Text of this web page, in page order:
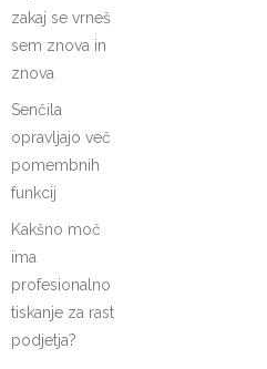
zakaj se vrneš
sem znova in
znova
Senčila
opravljajo več
pomembnih
funkcij
Kakšno moč
ima
profesionalno
tiskanje za rast
podjetja?